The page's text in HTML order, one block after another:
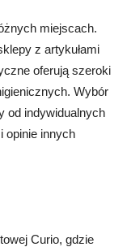
miejscach.
z artykułami
oferują szeroki
Wybór
od indywidualnych
opinie innych
Curio, gdzie